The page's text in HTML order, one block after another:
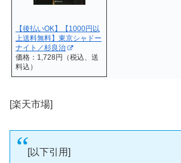
【後払いOK】【1000円以
上送料無料】東京シャドー
ナイト／杉良治
価格：1,728円（税込、送
料込）
[楽天市場]
[以下引用]